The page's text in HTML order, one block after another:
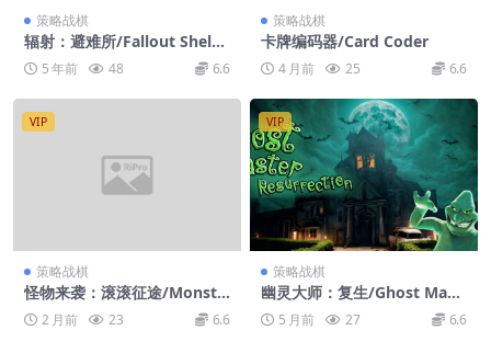
策略战棋
辐射：避难所/Fallout Shelte
r
5 年前 48 6.6
策略战棋
卡牌编码器/Card Coder
4 月前 25 6.6
VIP
策略战棋
怪物来袭：滚滚征途/Monste
rs are Coming! Rock
2 月前 23 6.6
VIP
策略战棋
幽灵大师：复生/Ghost Mast
er: Resurrection
5 月前 27 6.6